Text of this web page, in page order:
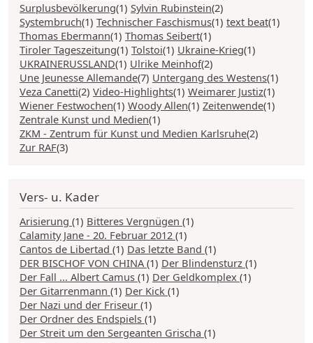
Surplusbevölkerung(1) Sylvin Rubinstein(2)
Systembruch(1) Technischer Faschismus(1) text beat(1)
Thomas Ebermann(1) Thomas Seibert(1)
Tiroler Tageszeitung(1) Tolstoi(1) Ukraine-Krieg(1)
UKRAINERUSSLAND(1) Ulrike Meinhof(2)
Une Jeunesse Allemande(7) Untergang des Westens(1)
Veza Canetti(2) Video-Highlights(1) Weimarer Justiz(1)
Wiener Festwochen(1) Woody Allen(1) Zeitenwende(1)
Zentrale Kunst und Medien(1)
ZKM - Zentrum für Kunst und Medien Karlsruhe(2)
Zur RAF(3)
Vers- u. Kader
Arisierung (1) Bitteres Vergnügen (1)
Calamity Jane - 20. Februar 2012 (1)
Cantos de Libertad (1) Das letzte Band (1)
DER BISCHOF VON CHINA(1) Der Blindensturz (1)
Der Fall ... Albert Camus (1) Der Geldkomplex (1)
Der Gitarrenmann (1) Der Kick (1)
Der Nazi und der Friseur (1)
Der Ordner des Endspiels (1)
Der Streit um den Sergeanten Grischa (1)